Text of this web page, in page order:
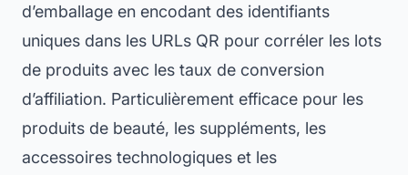
d’emballage en encodant des identifiants
uniques dans les URLs QR pour corréler les lots
de produits avec les taux de conversion
d’affiliation. Particulièrement efficace pour les
produits de beauté, les suppléments, les
accessoires technologiques et les